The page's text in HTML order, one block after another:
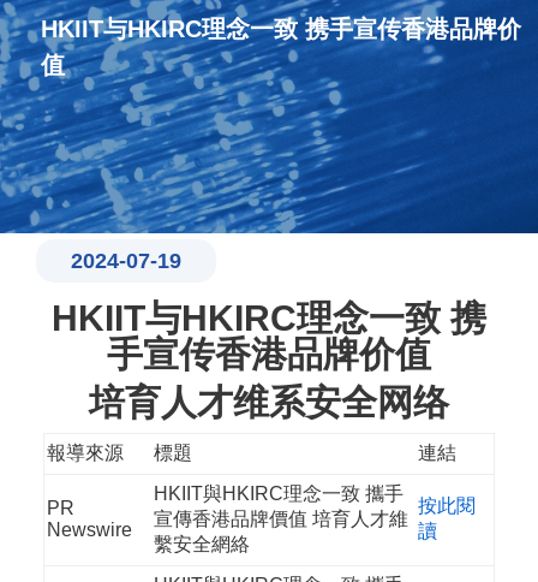
HKIIT与HKIRC理念一致 携手宣传香港品牌价
值
2024-07-19
HKIIT与HKIRC理念一致 携
手宣传香港品牌价值
培育人才维系安全网络
報導來源 標題 連結
PR
Newswire
HKIIT與HKIRC理念一致 攜手
宣傳香港品牌價值 培育人才維
繫安全網絡
按此閱
讀